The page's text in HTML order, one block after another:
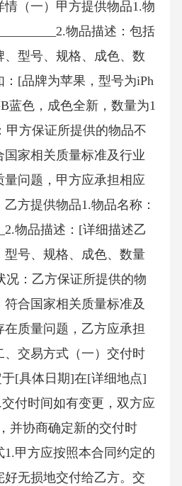
（一）甲方提供物品1.物
物品描述：包括
型号、规格、成色、数
[品牌为苹果，型号为iPh
蓝色，成色全新，数量为1
甲方保证所提供的物品不
家相关质量标准及行业
问题，甲方应承担相应
方提供物品1.物品名称：
物品描述：[详细描述乙
号、规格、成色、数量
况：乙方保证所提供的物
合国家相关质量标准及
质量问题，乙方应承担
交易方式（一）交付时
[具体日期]在[详细地点]
付时间如有变更，双方应
并协商确定新的交付时
甲方应按照本合同约定的
无损地交付给乙方。交